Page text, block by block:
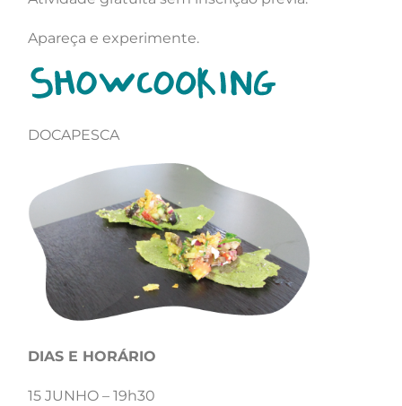
Apareça e experimente.
DOCAPESCA
DIAS E HORÁRIO
15 JUNHO – 19h30